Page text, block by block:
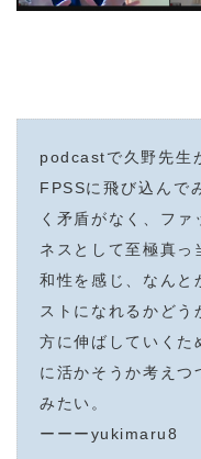
podcastで久野先生
FPSSに飛び込んで
く矛盾がなく、フ
ネスとして至極真っ
和性を感じ、なんと
ストになれるかど
方に伸ばしていくた
に活かそうか考えつ
みたい。
ーーーyukimaru8